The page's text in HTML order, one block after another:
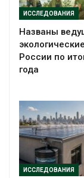
ИССЛЕДОВАНИЯ
Названы
России по
года
ИССЛЕДОВАНИЯ